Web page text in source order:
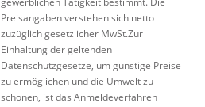
Preisangaben verstehen sich netto
zuzüglich gesetzlicher MwSt.Zur
Einhaltung der geltenden
Datenschutzgesetze, um günstige Preise
zu ermöglichen und die Umwelt zu
schonen, ist das Anmeldeverfahren